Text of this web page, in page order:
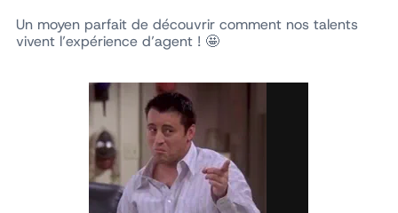
Un moyen parfait de découvrir comment nos talents
vivent l’expérience d’agent ! 🤩